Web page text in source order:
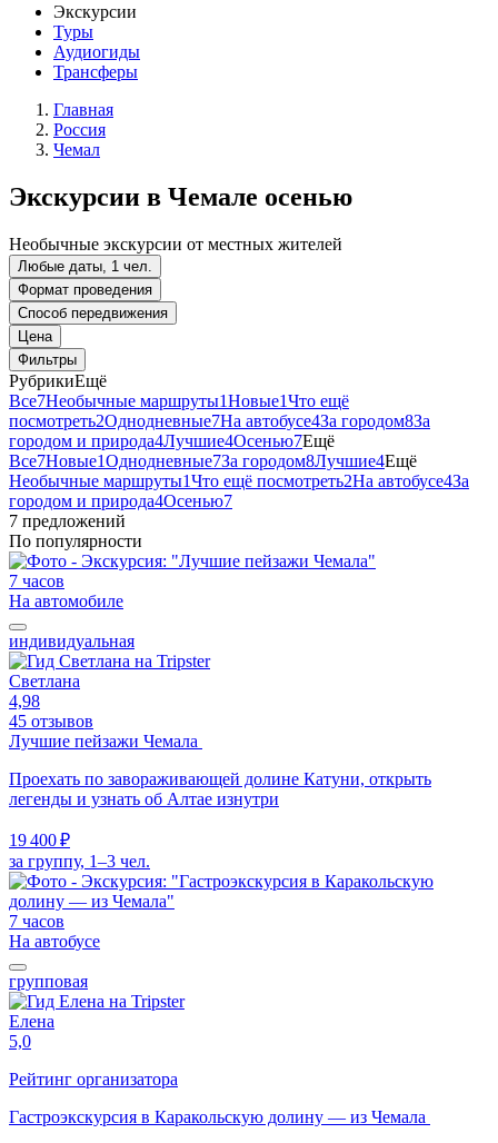
Экскурсии
Туры
Аудиогиды
Трансферы
Главная
Россия
Чемал
Экскурсии в Чемале осенью
Необычные экскурсии от местных жителей
Любые даты, 1 чел.
Формат проведения
Способ передвижения
Цена
Фильтры
РубрикиЕщё
Все7Необычные маршруты1Новые1Что ещё
посмотреть2Однодневные7На автобусе4За городом8За
городом и природа4Лучшие4Осенью7Ещё
Все7Новые1Однодневные7За городом8Лучшие4Ещё
Необычные маршруты1Что ещё посмотреть2На автобусе4За
городом и природа4Осенью7
7 предложений
По популярности
7 часов
На автомобиле
индивидуальная
Светлана
4,98
45 отзывов
Лучшие пейзажи Чемала
Проехать по завораживающей долине Катуни, открыть
легенды и узнать об Алтае изнутри
19 400 ₽
за группу, 1–3 чел.
7 часов
На автобусе
групповая
Елена
5,0
Рейтинг организатора
Гастроэкскурсия в Каракольскую долину — из Чемала